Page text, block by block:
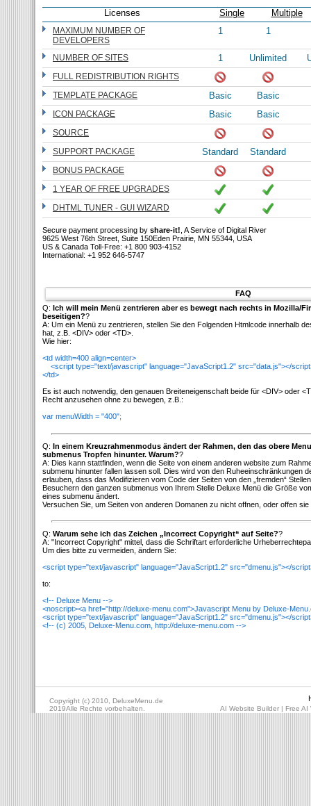
Licenses Single Multiple
MAXIMUM NUMBER OF
DEVELOPERS
1 1
NUMBER OF SITES 1 Unlimited
FULL REDISTRIBUTION RIGHTS
TEMPLATE PACKAGE
Basic Basic
ICON PACKAGE Basic Basic
SOURCE
SUPPORT PACKAGE
Standard Standard
BONUS PACKAGE
1 YEAR OF FREE UPGRADES
DHTML TUNER - GUI WIZARD
Secure payment processing by share-it! , A Service of Digital River
9625 West 76th Street, Suite 150Eden Prairie, MN 55344, USA
US & Canada Toll-Free: +1 800 903-4152
International: +1 952 646-5747
FAQ
Q: Ich will mein Menü zentrieren aber es bewegt nach rechts in Mozilla/
beseitigen??
A: Um ein Menü zu zentrieren, stellen Sie den Folgenden Htmlcode innerhalb
hat, z.B. <DIV> oder <TD>.
Wie hier:
<td width=400 align=center>
<script type="text/javascript" language="JavaScript1.2" src="data.js"></
</td>
Es ist auch notwendig, den genauen Breiteneigenschaft beide für <DIV> oder
Recht anzusehen ohne zu bewegen, z.B.:
var menuWidth = "400";
Q: In einem Kreuzrahmenmodus ändert der Rahmen, den das obere
submenus Tropfen hinunter. Warum??
A: Dies kann stattfinden, wenn die Seite von einem anderen website zum
submenu hinunter fallen lassen soll. Dies wird von den Ruheeinschränkungen
erlauben, dass das Modifizieren vom Code der Seiten von den „fremden“
Besuchern den ganzen submenus von Ihrem Stelle Deluxe Menü die Größe
eines submenu ändert.
Versuchen Sie, um Seiten von anderen Domanen zu nicht offnen, oder offen sie
Q: Warum sehe ich das Zeichen „Incorrect Copyright“ auf Seite??
A: "Incorrect Copyright" mittel, dass die Schriftart erforderliche
Um dies bitte zu vermeiden, ändern Sie:
<script type="text/javascript" language="JavaScript1.2" src="dmenu.js"></
to:
<!-- Deluxe Menu -->
<noscript><a href="http://deluxe-menu.com">Javascript Menu by Deluxe-
<script type="text/javascript" language="JavaScript1.2" src="dmenu.js"></
<!-- (c) 2005, Deluxe-Menu.com, http://deluxe-menu.com -->
Copyright (c) 2010, DeluxeMenu.de
2019Alle Rechte vorbehalten. AI Website Builder | Free AI